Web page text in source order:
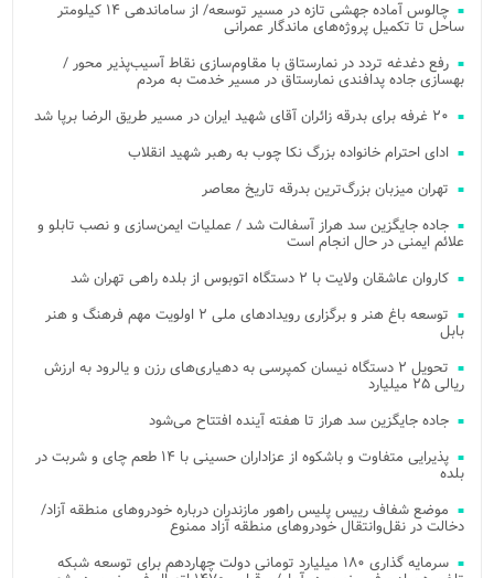
چالوس آماده جهشی تازه در مسیر توسعه/ از ساماندهی ۱۴ کیلومتر
ساحل تا تکمیل پروژه‌های ماندگار عمرانی
رفع دغدغه تردد در نمارستاق با مقاوم‌سازی نقاط آسیب‌پذیر محور /
بهسازی جاده پدافندی نمارستاق در مسیر خدمت به مردم
۲۰ غرفه برای بدرقه زائران آقای شهید ایران در مسیر طریق الرضا برپا شد
ادای احترام خانواده بزرگ نکا چوب به رهبر شهید انقلاب
تهران میزبان بزرگ‌ترین بدرقه تاریخ معاصر
جاده جایگزین سد هراز آسفالت شد / عملیات ایمن‌سازی و نصب تابلو و
علائم ایمنی در حال انجام است
کاروان عاشقان ولایت با ۲ دستگاه اتوبوس از بلده راهی تهران شد
توسعه باغ هنر و برگزاری رویدادهای ملی ۲ اولویت مهم فرهنگ و هنر
بابل
تحویل ۲ دستگاه نیسان کمپرسی به دهیاری‌های رزن و یالرود به ارزش
ریالی ۲۵ میلیارد
جاده جایگزین سد هراز تا هفته آینده افتتاح می‌شود
پذیرایی متفاوت و باشکوه از عزاداران حسینی با ۱۴ طعم چای و شربت در
بلده
موضع شفاف رییس پلیس راهور مازندران درباره خودروهای منطقه آزاد/
دخالت در نقل‌وانتقال خودروهای منطقه آزاد ممنوع
سرمایه گذاری ۱۸۰ میلیارد تومانی دولت چهاردهم برای توسعه شبکه